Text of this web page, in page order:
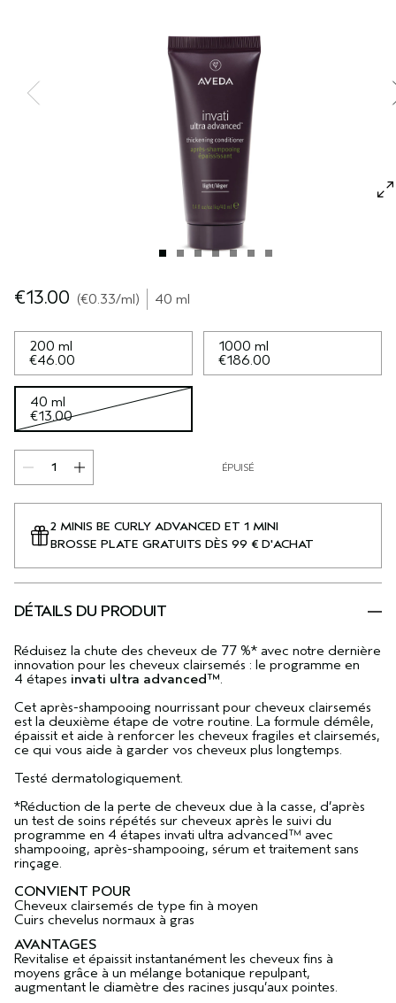
CUIR CHEVELU SENSIBLE
TOUTES LES COLLECTIONS
€13.00 €0.33/ml 40 ml
200 ml
€46.00
1000 ml
€186.00
40 ml
€13.00
ÉPUISÉ
2 MINIS BE CURLY ADVANCED ET 1 MINI
BROSSE PLATE GRATUITS DÈS 99 € D'ACHAT
DÉTAILS DU PRODUIT
Réduisez la chute des cheveux de 77 %* avec notre dernière
innovation pour les cheveux clairsemés : le programme en
4 étapes invati ultra advanced™.
Cet après-shampooing nourrissant pour cheveux clairsemés
est la deuxième étape de votre routine. La formule démêle,
épaissit et aide à renforcer les cheveux fragiles et clairsemés,
ce qui vous aide à garder vos cheveux plus longtemps.
Testé dermatologiquement.
*Réduction de la perte de cheveux due à la casse, d’après
un test de soins répétés sur cheveux après le suivi du
programme en 4 étapes invati ultra advanced™ avec
shampooing, après-shampooing, sérum et traitement sans
rinçage.
CONVIENT POUR
Cheveux clairsemés de type fin à moyen
Cuirs chevelus normaux à gras
AVANTAGES
Revitalise et épaissit instantanément les cheveux fins à
moyens grâce à un mélange botanique repulpant,
augmentant le diamètre des racines jusqu’aux pointes.